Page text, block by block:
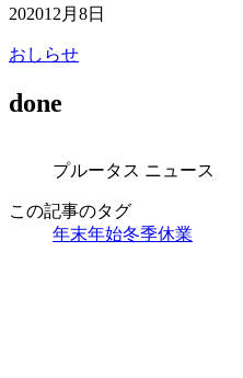
202012月 8日
おしらせ
done
プルータス ニュース
この記事のタグ
年末年始冬季休業